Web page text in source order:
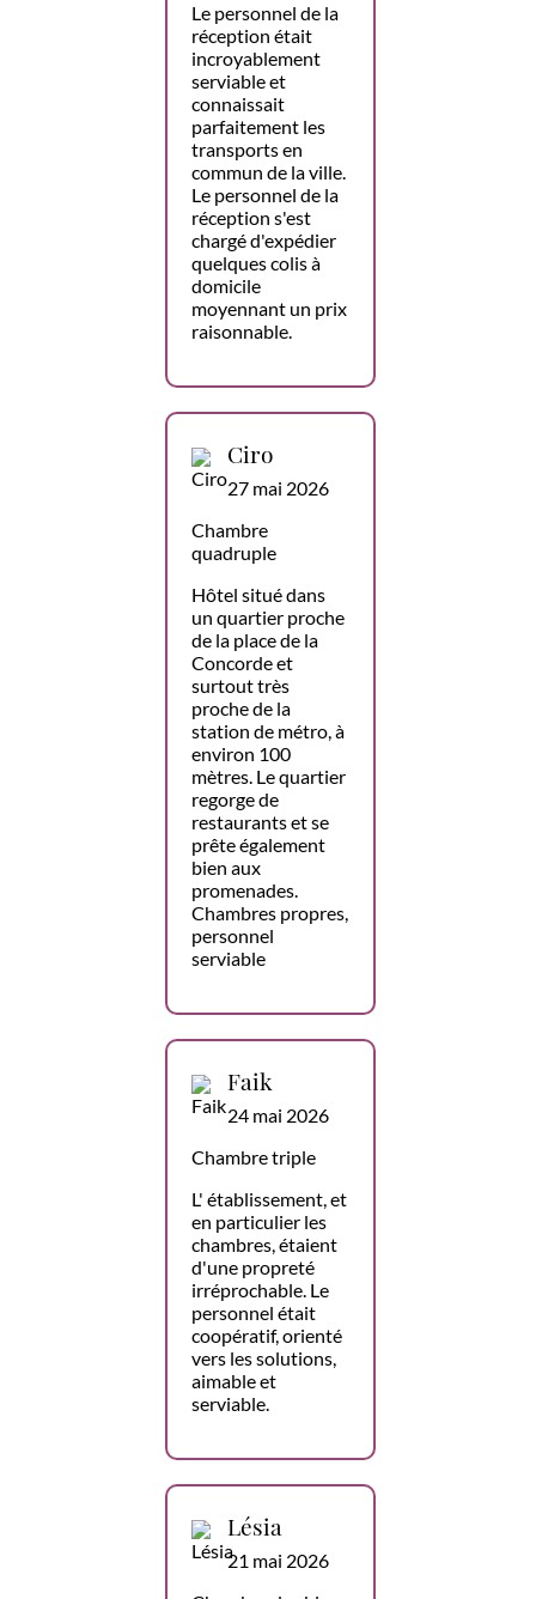
Le personnel de la
réception était
incroyablement
serviable et
connaissait
parfaitement les
transports en
commun de la ville.
Le personnel de la
réception s'est
chargé d'expédier
quelques colis à
domicile
moyennant un prix
raisonnable.
Ciro
27 mai 2026
Chambre
quadruple
Hôtel situé dans
un quartier proche
de la place de la
Concorde et
surtout très
proche de la
station de métro, à
environ 100
mètres. Le quartier
regorge de
restaurants et se
prête également
bien aux
promenades.
Chambres propres,
personnel
serviable
Faik
24 mai 2026
Chambre triple
L' établissement, et
en particulier les
chambres, étaient
d'une propreté
irréprochable. Le
personnel était
coopératif, orienté
vers les solutions,
aimable et
serviable.
Lésia
21 mai 2026